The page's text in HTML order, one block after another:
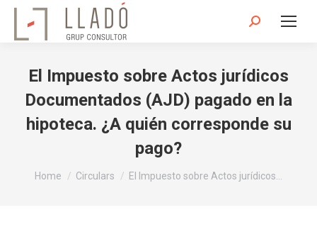
Search:
El Impuesto sobre Actos jurídicos
Documentados (AJD) pagado en la
hipoteca. ¿A quién corresponde su
pago?
You are here:
Home Circulars El Impuesto sobre Actos jurídicos…